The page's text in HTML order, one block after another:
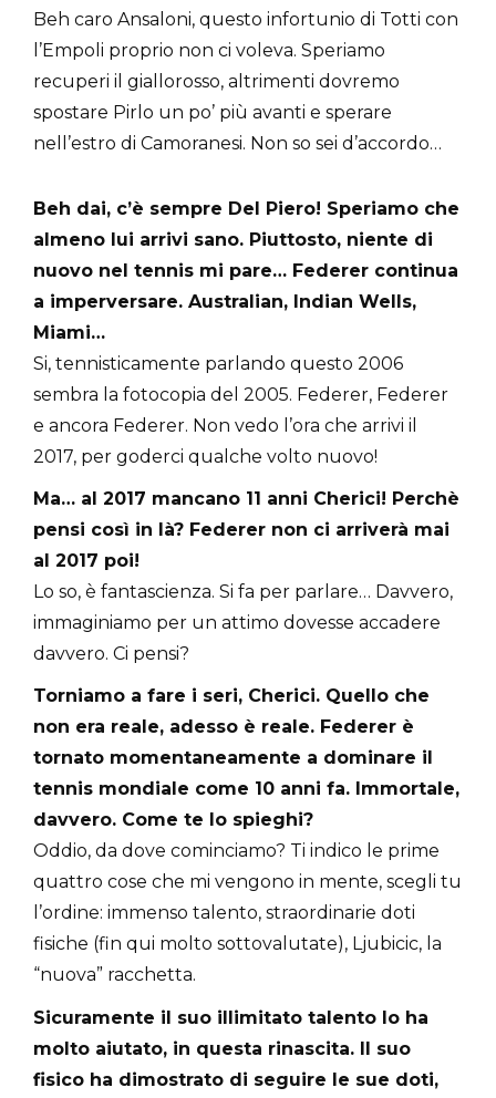
Beh caro Ansaloni, questo infortunio di Totti con
l’Empoli proprio non ci voleva. Speriamo
recuperi il giallorosso, altrimenti dovremo
spostare Pirlo un po’ più avanti e sperare
nell’estro di Camoranesi. Non so sei d’accordo…
Beh dai, c’è sempre Del Piero! Speriamo che
almeno lui arrivi sano. Piuttosto, niente di
nuovo nel tennis mi pare… Federer continua
a imperversare. Australian, Indian Wells,
Miami…
Si, tennisticamente parlando questo 2006
sembra la fotocopia del 2005. Federer, Federer
e ancora Federer. Non vedo l’ora che arrivi il
2017, per goderci qualche volto nuovo!
Ma… al 2017 mancano 11 anni Cherici! Perchè
pensi così in là? Federer non ci arriverà mai
al 2017 poi!
Lo so, è fantascienza. Si fa per parlare… Davvero,
immaginiamo per un attimo dovesse accadere
davvero. Ci pensi?
Torniamo a fare i seri, Cherici. Quello che
non era reale, adesso è reale. Federer è
tornato momentaneamente a dominare il
tennis mondiale come 10 anni fa. Immortale,
davvero. Come te lo spieghi?
Oddio, da dove cominciamo? Ti indico le prime
quattro cose che mi vengono in mente, scegli tu
l’ordine: immenso talento, straordinarie doti
fisiche (fin qui molto sottovalutate), Ljubicic, la
“nuova” racchetta.
Sicuramente il suo illimitato talento lo ha
molto aiutato, in questa rinascita. Il suo
fisico ha dimostrato di seguire le sue doti,